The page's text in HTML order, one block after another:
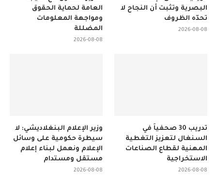
العامة لحماية الحقوق
ومواجهة المعلومات
المضللة
2026-08-08
البصرية وتثبت أن النجاح لا
تحدّه الظروف
2026-08-08
وزير الإعلام البنغلاديشي: لا
سيطرة حكومية على وسائل
الإعلام ونعمل لبناء إعلام
مستقل ومستدام
2026-08-08
تدريب 30 صحفياً في
السنغال لتعزيز التغطية
المهنية لقطاع الصناعات
الاستخراجية
2026-08-08